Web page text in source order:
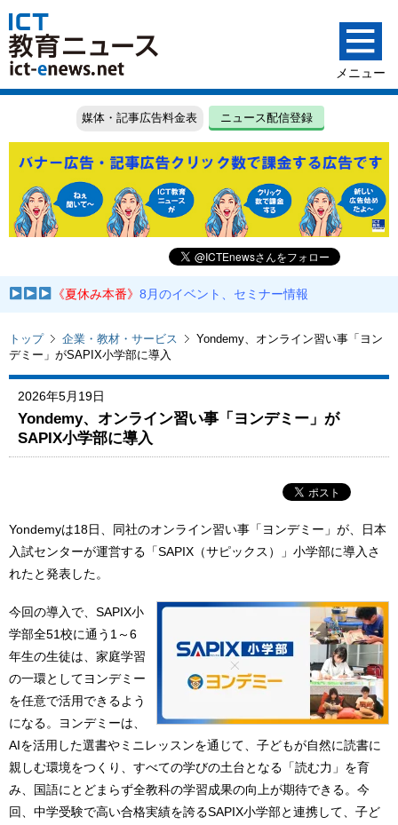
媒体・記事広告料金表 ニュース配信登録
《夏休み本番》8月のイベント、セミナー情報
トップ 企業・教材・サービス
Yondemy、オンライン習い事「ヨン
デミー」がSAPIX小学部に導入
2026年5月19日
Yondemy、オンライン習い事「ヨンデミー」が
SAPIX小学部に導入
Yondemyは18日、同社のオンライン習い事「ヨンデミー」が、日本
入試センターが運営する「SAPIX（サピックス）」小学部に導入さ
れたと発表した。
今回の導入で、SAPIX小
学部全51校に通う1～6
年生の生徒は、家庭学習
の一環としてヨンデミー
を任意で活用できるよう
になる。ヨンデミーは、
AIを活用した選書やミニレッスンを通じて、子どもが自然に読書に
親しむ環境をつくり、すべての学びの土台となる「読む力」を育
み、国語にとどまらず全教科の学習成果の向上が期待できる。今
回、中学受験で高い合格実績を誇るSAPIX小学部と連携して、子ど